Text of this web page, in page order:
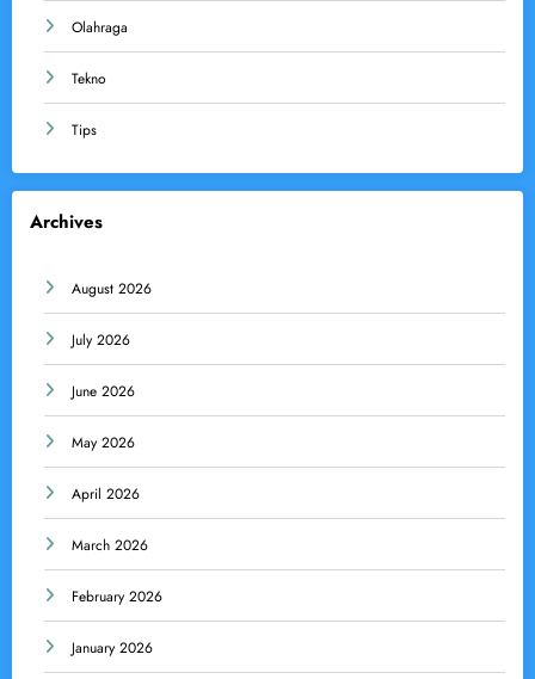
Olahraga
Tekno
Tips
Archives
August 2026
July 2026
June 2026
May 2026
April 2026
March 2026
February 2026
January 2026